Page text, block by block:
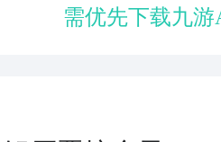
需优先下载九游